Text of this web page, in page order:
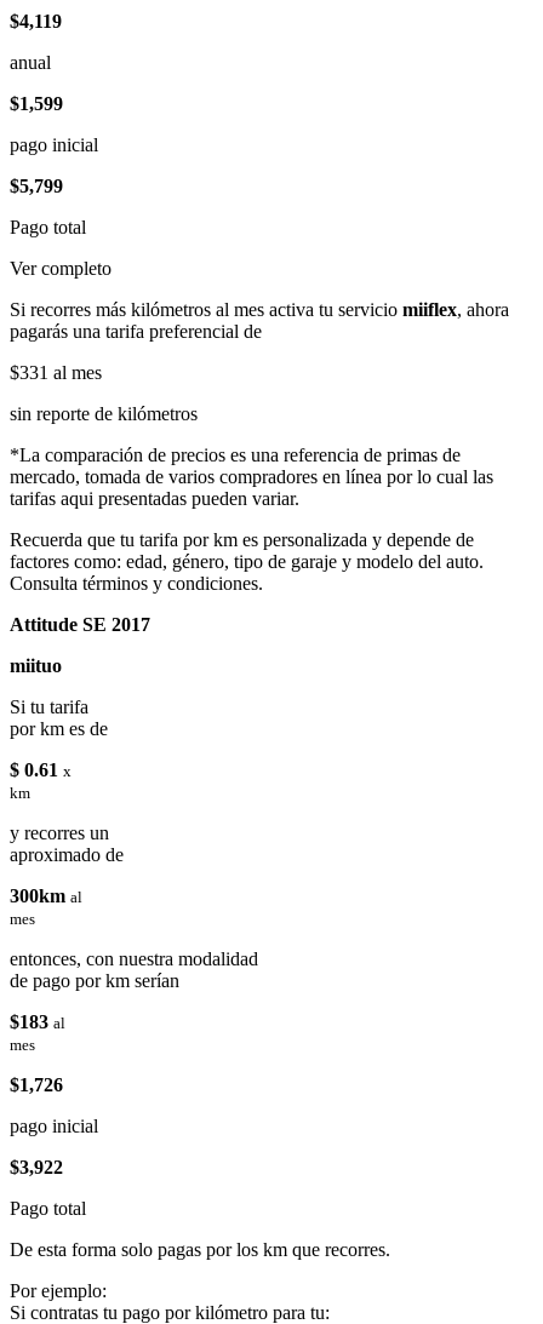
$4,119
anual
$1,599
pago inicial
$5,799
Pago total
Ver completo
Si recorres más kilómetros al mes activa tu servicio miiflex, ahora
pagarás una tarifa preferencial de
$331 al mes
sin reporte de kilómetros
*La comparación de precios es una referencia de primas de
mercado, tomada de varios compradores en línea por lo cual las
tarifas aqui presentadas pueden variar.
Recuerda que tu tarifa por km es personalizada y depende de
factores como: edad, género, tipo de garaje y modelo del auto.
Consulta términos y condiciones.
Attitude SE 2017
miituo
Si tu tarifa
por km es de
$ 0.61 x
km
y recorres un
aproximado de
300km al
mes
entonces, con nuestra modalidad
de pago por km serían
$183 al
mes
$1,726
pago inicial
$3,922
Pago total
De esta forma solo pagas por los km que recorres.
Por ejemplo:
Si contratas tu pago por kilómetro para tu: